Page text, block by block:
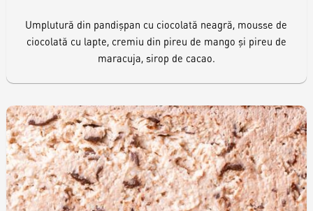
Umplutură din pandișpan cu ciocolată neagră, mousse de
ciocolată cu lapte, cremiu din pireu de mango și pireu de
maracuja, sirop de cacao.